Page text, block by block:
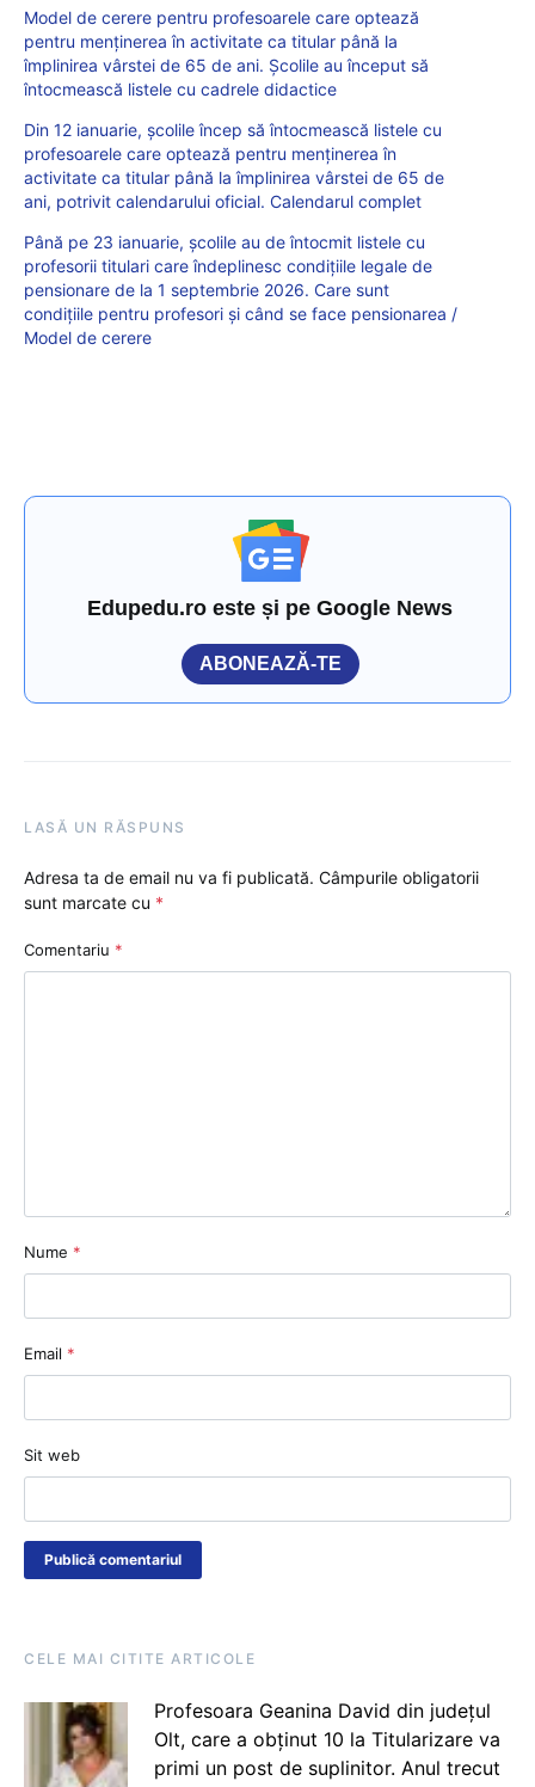
Model de cerere pentru profesoarele care optează
pentru menţinerea în activitate ca titular până la
împlinirea vârstei de 65 de ani. Școlile au început să
întocmească listele cu cadrele didactice
Din 12 ianuarie, școlile încep să întocmească listele cu
profesoarele care optează pentru menţinerea în
activitate ca titular până la împlinirea vârstei de 65 de
ani, potrivit calendarului oficial. Calendarul complet
Până pe 23 ianuarie, școlile au de întocmit listele cu
profesorii titulari care îndeplinesc condițiile legale de
pensionare de la 1 septembrie 2026. Care sunt
condițiile pentru profesori și când se face pensionarea /
Model de cerere
Edupedu.ro este și pe Google News
ABONEAZĂ-TE
LASĂ UN RĂSPUNS
Adresa ta de email nu va fi publicată. Câmpurile obligatorii
sunt marcate cu *
Comentariu *
Nume *
Email *
Sit web
CELE MAI CITITE ARTICOLE
Profesoara Geanina David din județul
Olt, care a obținut 10 la Titularizare va
primi un post de suplinitor. Anul trecut